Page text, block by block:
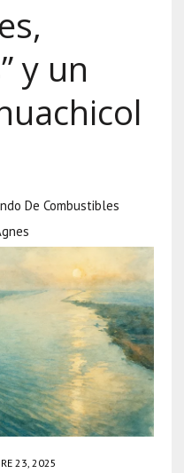
y un
De Combustibles
23, 2025